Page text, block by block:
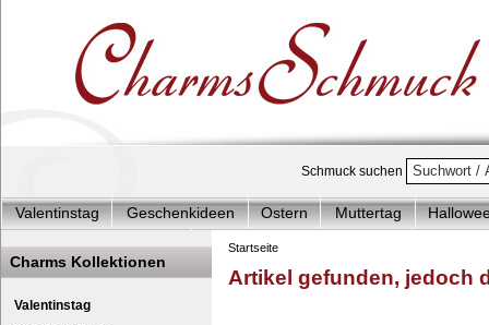
Schmuck suchen
Valentinstag Geschenkideen Ostern Muttertag
Charms Start-Angebote
Charms Komplett-Angebote
Silberschmuck & mehr
Charms - Kinder & Jugendlich
Charms Kollektionen
Valentinstag
Startseite
Charm Halskette Set
Artikel gefunden, jedoch